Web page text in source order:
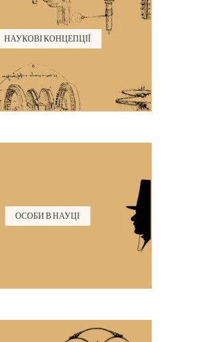
НАУКОВІ КОНЦЕПЦІЇ
ОСОБИ В НАУЦІ